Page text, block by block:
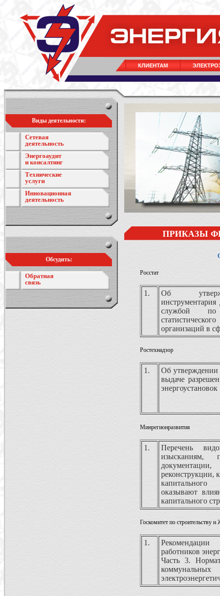
КЛИЕНТАМ
Виды деятельности:
Сетевая
деятельность
Энергоаудит
и консалтинг
Технические
услуги
Инновационная
деятельность
Обсудить:
Обратная
связь
ПРИКАЗЫ
Росстат
1.
Об
службой по
организаций в
Ростехнадзор
1.
Об утверждении
выдаче
энергоустановок
Минрегионразвития
1.
Перечень
изысканиям,
реконструкции,
оказывают
капитального
Госкомитет по строительству
1.
работников
Часть 3.
коммунальных